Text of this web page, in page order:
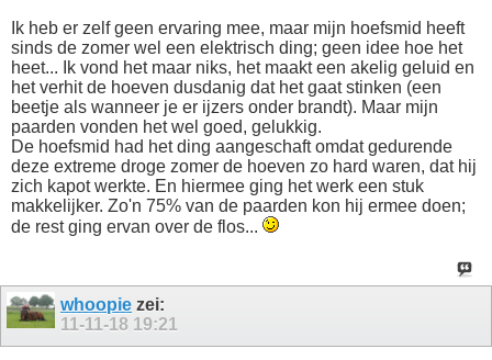
Ik heb er zelf geen ervaring mee, maar mijn hoefsmid heeft
sinds de zomer wel een elektrisch ding; geen idee hoe het
heet... Ik vond het maar niks, het maakt een akelig geluid en
het verhit de hoeven dusdanig dat het gaat stinken (een
beetje als wanneer je er ijzers onder brandt). Maar mijn
paarden vonden het wel goed, gelukkig.
De hoefsmid had het ding aangeschaft omdat gedurende
deze extreme droge zomer de hoeven zo hard waren, dat hij
zich kapot werkte. En hiermee ging het werk een stuk
makkelijker. Zo'n 75% van de paarden kon hij ermee doen;
de rest ging ervan over de flos...
whoopie zei:
11-11-18 19:21